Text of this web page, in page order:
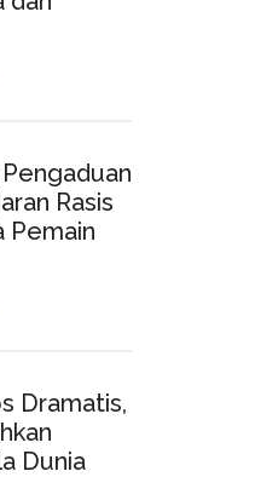
Rasis
Pemain
Dramatis,
Dunia